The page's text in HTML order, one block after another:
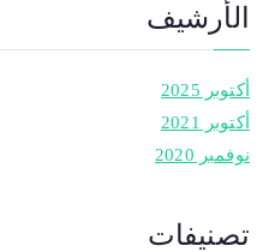
الأرشيف
أكتوبر 2025
أكتوبر 2021
نوفمبر 2020
تصنيفات